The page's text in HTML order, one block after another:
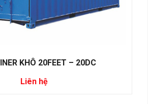
KHÔ 20FEET – 20DC
Liên hệ